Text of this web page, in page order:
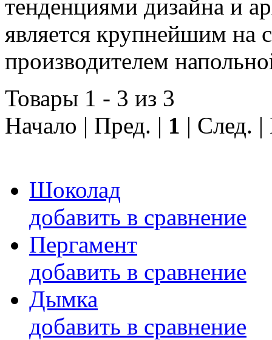
тенденциями дизайна и
является крупнейшим на
производителем
Товары 1 - 3 из 3
Начало | Пред. | 1 | След.
Шоколад
добавить в сравнение
Пергамент
добавить в сравнение
Дымка
добавить в сравнение